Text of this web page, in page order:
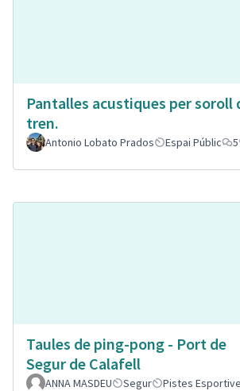
Pantalles acustiques per soroll
tren.
Antonio Lobato Prados Espai Públic 5
Taules de ping-pong - Port de
Segur de Calafell
ANNA MASDEU Segur Pistes